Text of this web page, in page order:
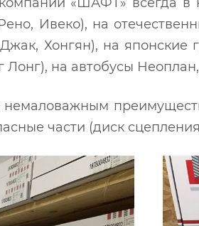
Ивеко), на
Хонгян), на японские
Лонг), на автобусы
части (диск